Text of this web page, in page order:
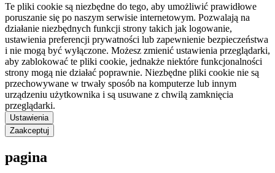
Te pliki cookie są niezbędne do tego, aby umożliwić prawidłowe
poruszanie się po naszym serwisie internetowym. Pozwalają na
działanie niezbędnych funkcji strony takich jak logowanie,
ustawienia preferencji prywatności lub zapewnienie bezpieczeństwa
i nie mogą być wyłączone. Możesz zmienić ustawienia przeglądarki,
aby zablokować te pliki cookie, jednakże niektóre funkcjonalności
strony mogą nie działać poprawnie. Niezbędne pliki cookie nie są
przechowywane w trwały sposób na komputerze lub innym
urządzeniu użytkownika i są usuwane z chwilą zamknięcia
przeglądarki.
Ustawienia
Zaakceptuj
pagina